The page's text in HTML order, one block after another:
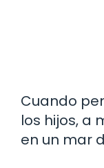
Cuando
los hijos, a
en un mar